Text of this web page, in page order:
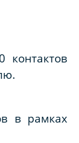
контактов
в рамках